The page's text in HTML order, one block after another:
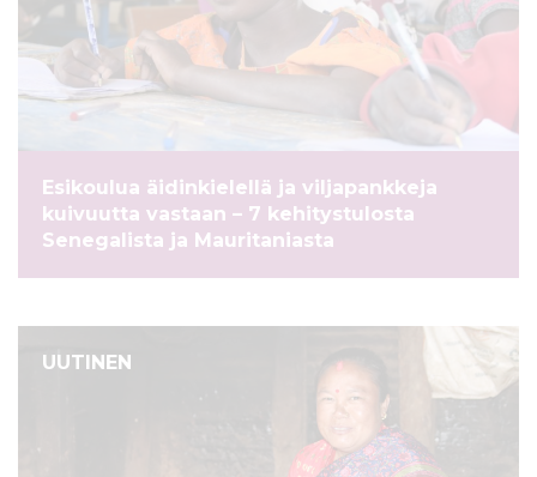
Esikoulua äidinkielellä ja viljapankkeja
kuivuutta vastaan – 7 kehitystulosta
Senegalista ja Mauritaniasta
UUTINEN